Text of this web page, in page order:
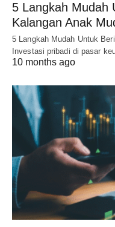
5 Langkah Mudah
Kalangan Anak
5 Langkah Mudah Untuk
Investasi pribadi di pasar
10 months ago